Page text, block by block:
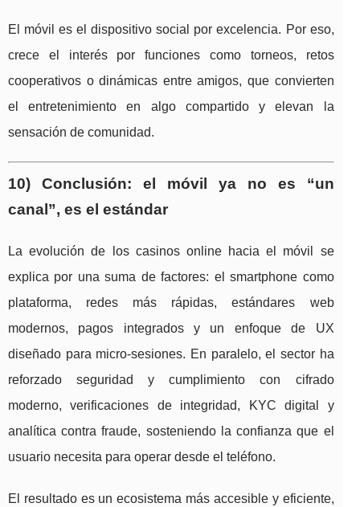
El móvil es el dispositivo social por excelencia. Por eso,
crece el interés por funciones como torneos, retos
cooperativos o dinámicas entre amigos, que convierten
el entretenimiento en algo compartido y elevan la
sensación de comunidad.
10) Conclusión: el móvil ya no es “un
canal”, es el estándar
La evolución de los casinos online hacia el móvil se
explica por una suma de factores: el smartphone como
plataforma, redes más rápidas, estándares web
modernos, pagos integrados y un enfoque de UX
diseñado para micro-sesiones. En paralelo, el sector ha
reforzado seguridad y cumplimiento con cifrado
moderno, verificaciones de integridad, KYC digital y
analítica contra fraude, sosteniendo la confianza que el
usuario necesita para operar desde el teléfono.
El resultado es un ecosistema más accesible y eficiente,